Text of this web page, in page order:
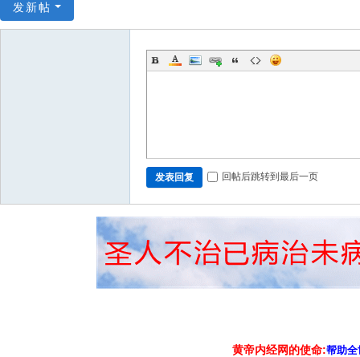
发新帖
发表回复 回帖后跳转到最后一页
黄帝内经网的使命:帮助